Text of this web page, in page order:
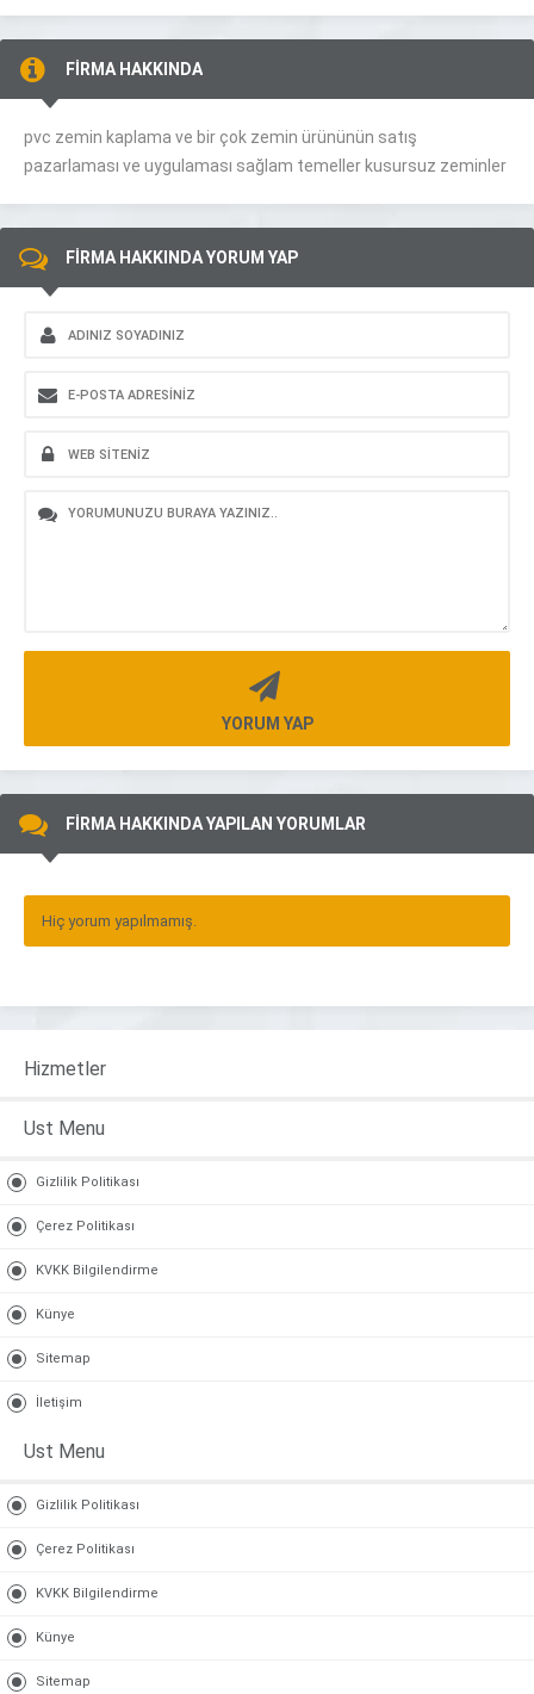
FİRMA HAKKINDA
pvc zemin kaplama ve bir çok zemin ürününün satış
pazarlaması ve uygulaması sağlam temeller kusursuz zeminler
FİRMA HAKKINDA YORUM YAP
YORUM YAP
FİRMA HAKKINDA YAPILAN YORUMLAR
Hiç yorum yapılmamış.
Hizmetler
Ust Menu
Gizlilik Politikası
Çerez Politikası
KVKK Bilgilendirme
Künye
Sitemap
İletişim
Ust Menu
Gizlilik Politikası
Çerez Politikası
KVKK Bilgilendirme
Künye
Sitemap